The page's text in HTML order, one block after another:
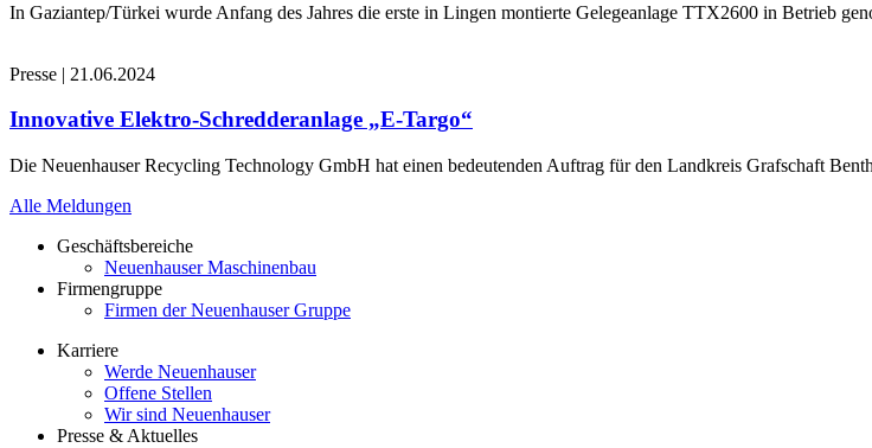
In Gaziantep/Türkei wurde Anfang des Jahres die erste in Lingen montierte Gelegeanlage TTX2600 in Betrieb
Presse | 21.06.2024
Innovative Elektro-Schredderanlage „E-Targo“
Die Neuenhauser Recycling Technology GmbH hat einen bedeutenden Auftrag für den Landkreis Grafschaft
Alle Meldungen
Geschäftsbereiche
Neuenhauser Maschinenbau
Firmengruppe
Firmen der Neuenhauser Gruppe
Karriere
Werde Neuenhauser
Offene Stellen
Wir sind Neuenhauser
Presse & Aktuelles